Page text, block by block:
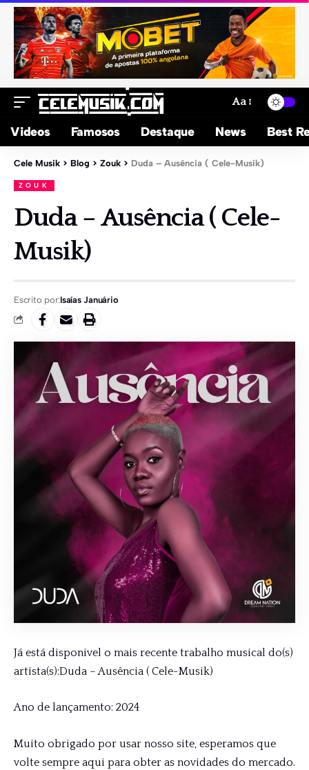
Aa
Videos Famosos Destaque News Best
Cele Musik > Blog > Zouk > Duda – Ausência ( Cele-Musik)
ZOUK
Duda – Ausência ( Cele-
Musik)
Escrito por:Isaías Januário
Já está disponivel o mais recente trabalho musical do(s)
artista(s):Duda – Ausência ( Cele-Musik)
Ano de lançamento: 2024
Muito obrigado por usar nosso site, esperamos que
volte sempre aqui para obter as novidades do mercado.